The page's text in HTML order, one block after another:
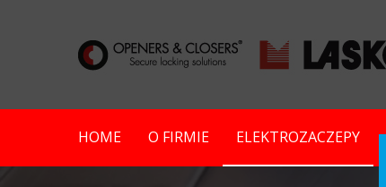
HOME O FIRMIE ELEKTROZACZEPY